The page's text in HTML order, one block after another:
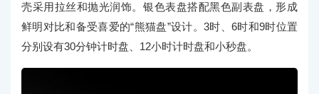
壳采用拉丝和抛光润饰。银色表盘搭配黑色副表盘，形成
鲜明对比和备受喜爱的“熊猫盘”设计。3时、6时和9时位置
分别设有30分钟计时盘、12小时计时盘和小秒盘。